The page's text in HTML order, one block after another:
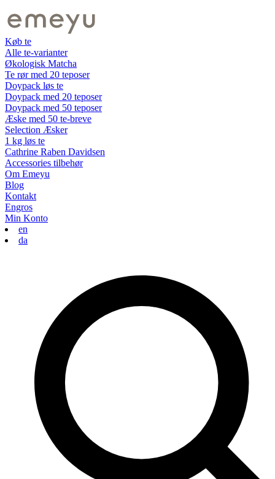
Køb te
Alle te-varianter
Økologisk Matcha
Te rør med 20 teposer
Doypack løs te
Doypack med 20 teposer
Doypack med 50 teposer
Æske med 50 te-breve
Selection Æsker
1 kg løs te
Cathrine Raben Davidsen
Accessories tilbehør
Om Emeyu
Blog
Kontakt
Engros
Min Konto
en
da